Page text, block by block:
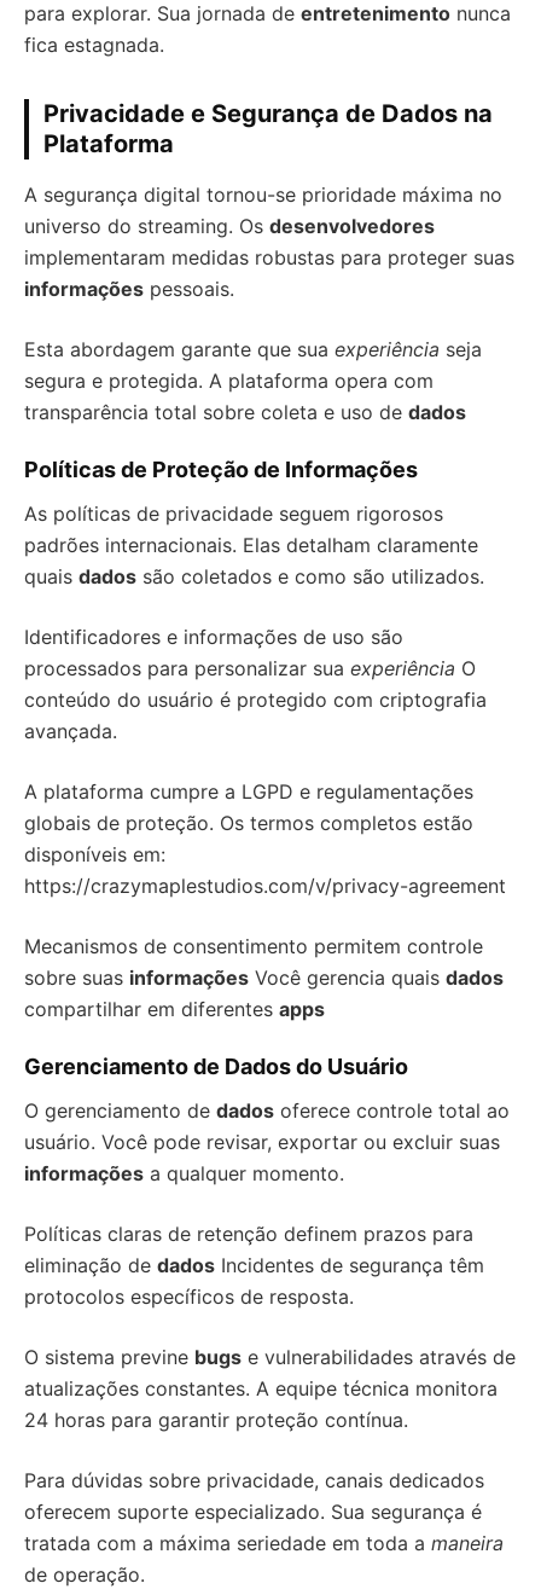
para explorar. Sua jornada de entretenimento nunca
fica estagnada.
Privacidade e Segurança de Dados na
Plataforma
A segurança digital tornou-se prioridade máxima no
universo do streaming. Os desenvolvedores
implementaram medidas robustas para proteger suas
informações pessoais.
Esta abordagem garante que sua experiência seja
segura e protegida. A plataforma opera com
transparência total sobre coleta e uso de dados
Políticas de Proteção de Informações
As políticas de privacidade seguem rigorosos
padrões internacionais. Elas detalham claramente
quais dados são coletados e como são utilizados.
Identificadores e informações de uso são
processados para personalizar sua experiência O
conteúdo do usuário é protegido com criptografia
avançada.
A plataforma cumpre a LGPD e regulamentações
globais de proteção. Os termos completos estão
disponíveis em:
https://crazymaplestudios.com/v/privacy-agreement
Mecanismos de consentimento permitem controle
sobre suas informações Você gerencia quais dados
compartilhar em diferentes apps
Gerenciamento de Dados do Usuário
O gerenciamento de dados oferece controle total ao
usuário. Você pode revisar, exportar ou excluir suas
informações a qualquer momento.
Políticas claras de retenção definem prazos para
eliminação de dados Incidentes de segurança têm
protocolos específicos de resposta.
O sistema previne bugs e vulnerabilidades através de
atualizações constantes. A equipe técnica monitora
24 horas para garantir proteção contínua.
Para dúvidas sobre privacidade, canais dedicados
oferecem suporte especializado. Sua segurança é
tratada com a máxima seriedade em toda a maneira
de operação.